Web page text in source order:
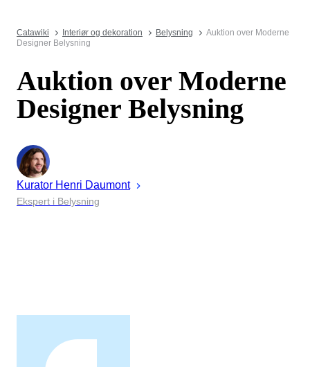
Catawiki Interiør og dekoration Belysning
Auktion over Moderne
Designer Belysning
Auktion over Moderne
Designer Belysning
Kurator Henri Daumont
Ekspert i Belysning